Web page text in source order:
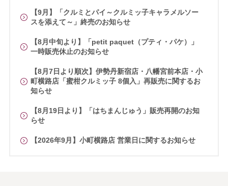
【9月】「クルミとパイ～クルミッ子キャラメルソー
スを添えて～」終売のお知らせ
【8月中旬より】「petit paquet（プティ・パケ）」
一時販売休止のお知らせ
【8月7日より順次】伊勢丹新宿店・八幡宮前本店・小
町横路店「蜜柑クルミッ子 8個入」再販売に関するお
知らせ
【8月19日より】「はちまんじゅう」販売再開のお知
らせ
【2026年9月】小町横路店 営業日に関するお知らせ